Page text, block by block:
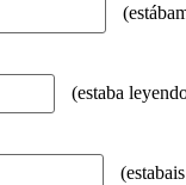
(estaba